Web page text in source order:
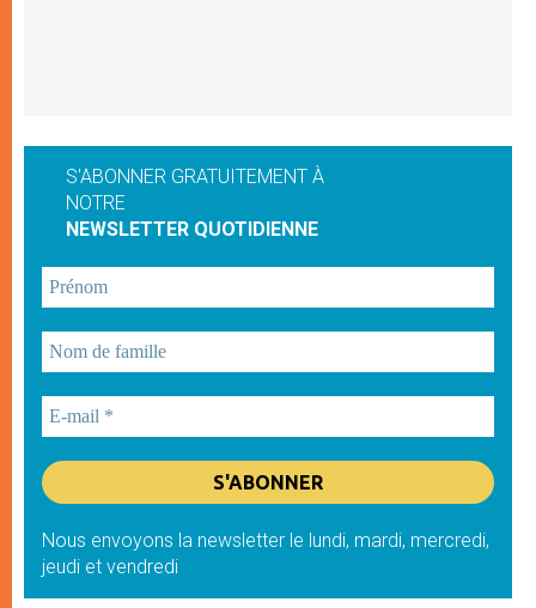
S'ABONNER GRATUITEMENT À
NOTRE
NEWSLETTER QUOTIDIENNE
Nous envoyons la newsletter le lundi, mardi, mercredi,
jeudi et vendredi